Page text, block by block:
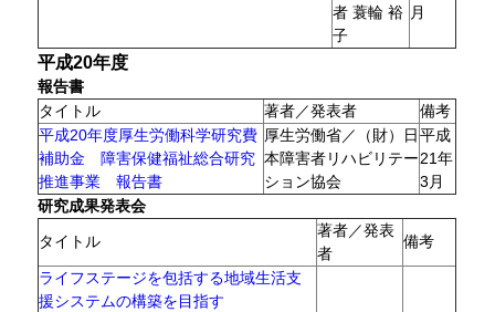
者 蓑輪 裕
子
月
平成20年度
報告書
タイトル
著者／発表者
備考
平成20年度厚生労働科学研究費
補助金 障害保健福祉総合研究
推進事業 報告書
厚生労働省／（財）日
本障害者リハビリテー
ション協会
平成
21年
3月
研究成果発表会
タイトル
著者／発表
者
備考
ライフステージを包括する地域生活支
援システムの構築を目指す